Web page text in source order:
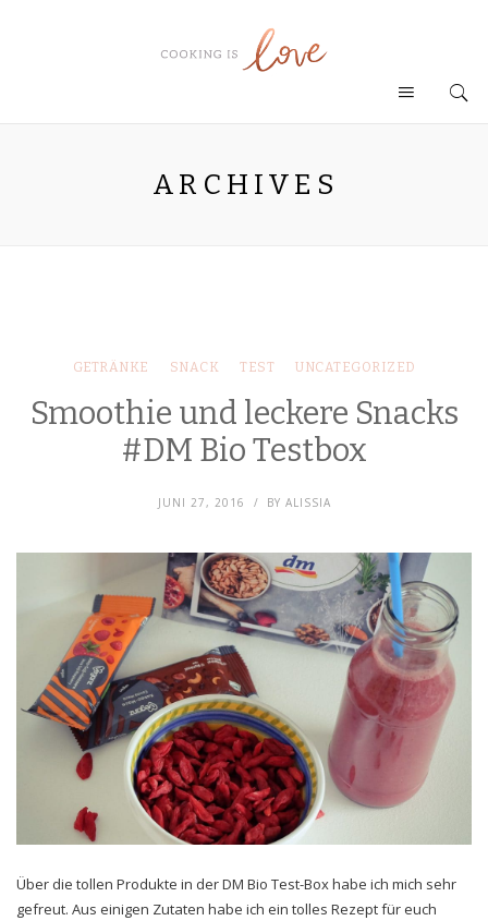
ARCHIVES
GETRÄNKE SNACK TEST UNCATEGORIZED
Smoothie und leckere Snacks
#DM Bio Testbox
JUNI 27, 2016 BY ALISSIA
Über die tollen Produkte in der DM Bio Test-Box habe ich mich sehr
gefreut. Aus einigen Zutaten habe ich ein tolles Rezept für euch